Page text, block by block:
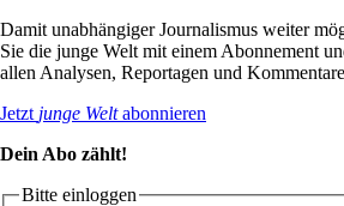
Damit unabhängiger Journalismus weiter
Sie die junge Welt mit einem Abonnement
allen Analysen, Reportagen und
Jetzt junge Weltabonnieren
Dein Abo zählt!
Bitte einloggen